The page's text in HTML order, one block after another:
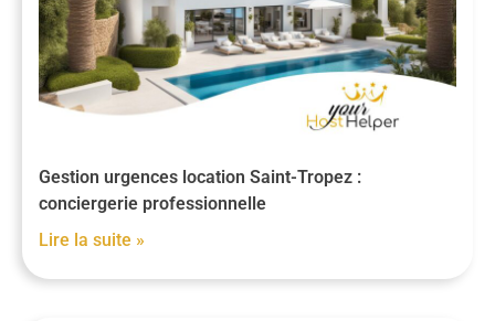
Gestion urgences location Saint-Tropez :
conciergerie professionnelle
Lire la suite »